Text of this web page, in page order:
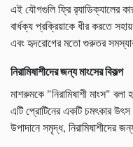
এই যৌগগুলি ফ্রি র‌্যাডিক্যালের
বার্ধক্য প্রক্রিয়াকে ধীর করতে
এবং হৃদরোগের মতো গুরুতর
নিরামিষাশীদের জন্য মাংসের বিকল্প
মাশরুমকে "নিরামিষাশী মাংস"
এটি প্রোটিনের একটি চমৎকার
উপাদানে সমৃদ্ধ, নিরামিষাশীদের